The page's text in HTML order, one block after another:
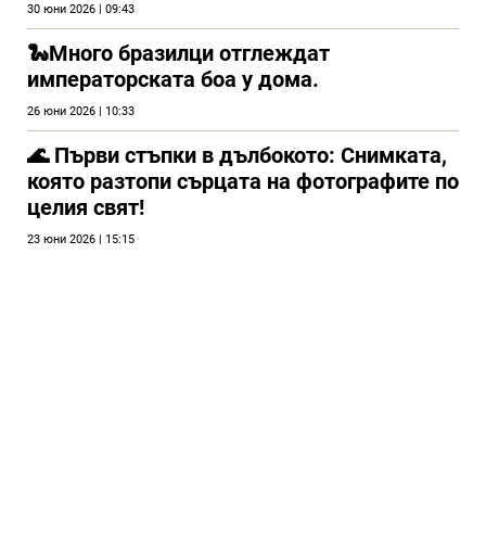
30 юни 2026 | 09:43
🐍Много бразилци отглеждат
императорската боа у дома.
26 юни 2026 | 10:33
🌊 Първи стъпки в дълбокото: Снимката,
която разтопи сърцата на фотографите по
целия свят!
23 юни 2026 | 15:15